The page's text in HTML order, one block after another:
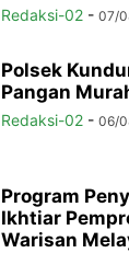
Redaksi-02 - 07/
Polsek
Pangan
Redaksi-02 - 06/
Program
Ikhtiar
Warisan